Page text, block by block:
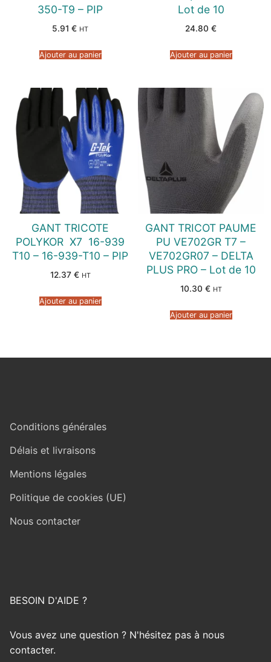
350-T9 – PIP
5.91 € HT
Ajouter au panier
Lot de 10
24.80 €
Ajouter au panier
GANT TRICOTE
POLYKOR  X7  16-939
T10 – 16-939-T10 – PIP
12.37 € HT
Ajouter au panier
GANT TRICOT PAUME
PU VE702GR T7 –
VE702GR07 – DELTA
PLUS PRO – Lot de 10
10.30 € HT
Ajouter au panier
Conditions générales
Délais et livraisons
Mentions légales
Politique de cookies (UE)
Nous contacter
BESOIN D'AIDE ?
Vous avez une question ? N'hésitez pas à nous
contacter.